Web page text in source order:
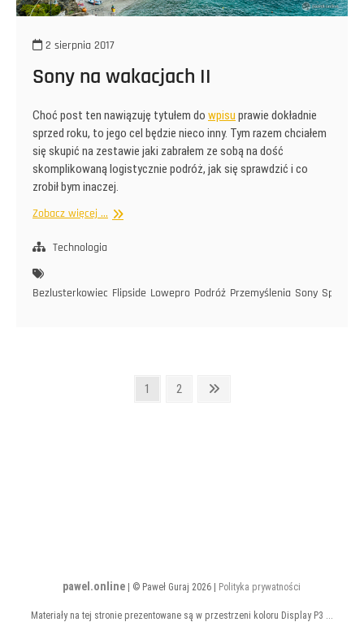
2 sierpnia 2017
Sony na wakacjach II
Choć post ten nawiązuję tytułem do wpisu prawie dokładnie
sprzed roku, to jego cel będzie nieco inny. Tym razem chciałem
się skupić na zestawie jaki zabrałem ze sobą na dość
skomplikowaną logistycznie podróż, jak się sprawdzić i co
zrobił bym inaczej.
Zobacz więcej ... Sony
Technologia
Bezlusterkowiec Flipside Lowepro Podróż Przemyślenia Sony Sprzęt
Strona
1 Strona
2
Następna
pawel.online | © Paweł Guraj 2026 | Polityka prywatności
Materiały na tej stronie prezentowane są w przestrzeni koloru Display P3 ...